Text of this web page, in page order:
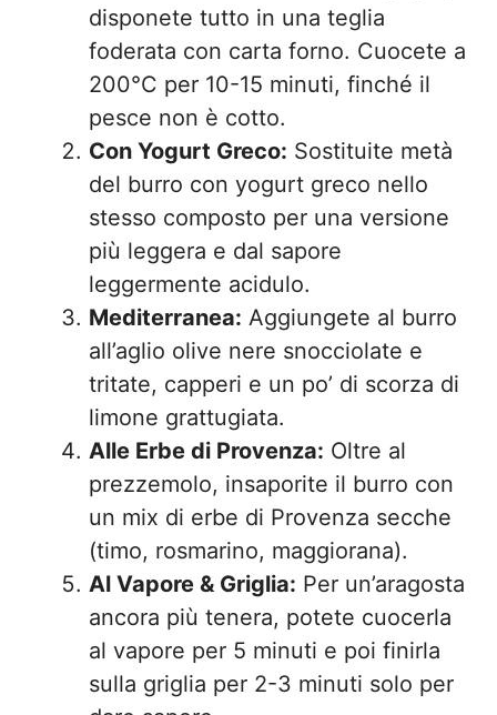
disponete tutto in una teglia
foderata con carta forno. Cuocete a
200°C per 10-15 minuti, finché il
pesce non è cotto.
Con Yogurt Greco: Sostituite metà
del burro con yogurt greco nello
stesso composto per una versione
più leggera e dal sapore
leggermente acidulo.
Mediterranea: Aggiungete al burro
all’aglio olive nere snocciolate e
tritate, capperi e un po’ di scorza di
limone grattugiata.
Alle Erbe di Provenza: Oltre al
prezzemolo, insaporite il burro con
un mix di erbe di Provenza secche
(timo, rosmarino, maggiorana).
Al Vapore & Griglia: Per un’aragosta
ancora più tenera, potete cuocerla
al vapore per 5 minuti e poi finirla
sulla griglia per 2-3 minuti solo per